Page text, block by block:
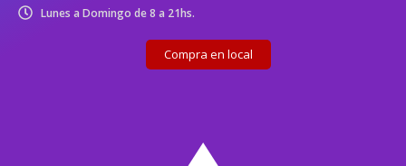
Lunes a Domingo de 8 a 21hs.
Compra en local